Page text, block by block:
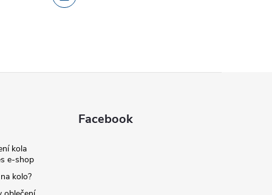
kola
e-shop
kolo?
Facebook